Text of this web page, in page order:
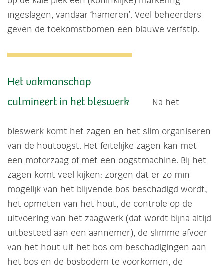
ingeslagen, vandaar ‘hameren’. Veel beheerders
geven de toekomstbomen een blauwe verfstip.
Het vakmanschap
culmineert in het bleswerk
Na het
bleswerk komt het zagen en het slim organiseren
van de houtoogst. Het feitelijke zagen kan met
een motorzaag of met een oogstmachine. Bij het
zagen komt veel kijken: zorgen dat er zo min
mogelijk van het blijvende bos beschadigd wordt,
het opmeten van het hout, de controle op de
uitvoering van het zaagwerk (dat wordt bijna altijd
uitbesteed aan een aannemer), de slimme afvoer
van het hout uit het bos om beschadigingen aan
het bos en de bosbodem te voorkomen, de